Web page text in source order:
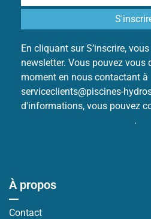
En cliquant sur S’inscrire,
newsletter. Vous pouvez vous
moment en nous contactant à
serviceclients@piscines-
d'informations, vous pouvez
.
À propos
Contact